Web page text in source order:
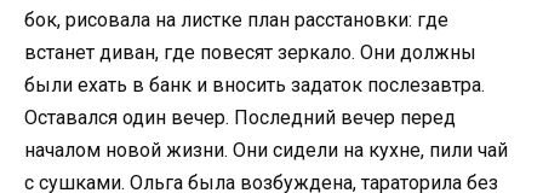
бок, рисовала на листке план расстановки: где
встанет диван, где повесят зеркало. Они должны
были ехать в банк и вносить задаток послезавтра.
Оставался один вечер. Последний вечер перед
началом новой жизни. Они сидели на кухне, пили чай
с сушками. Ольга была возбуждена, тараторила без